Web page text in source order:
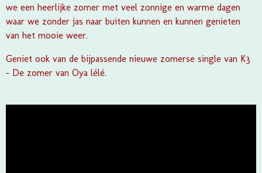
we een heerlijke zomer met veel zonnige en warme dagen
waar we zonder jas naar buiten kunnen en kunnen genieten
van het mooie weer.
Geniet ook van de bijpassende nieuwe zomerse single van K3
- De zomer van Oya lélé.